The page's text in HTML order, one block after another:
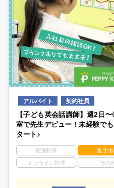
アルバイト 契約社員
【子ども英会話講師】週2日
室で先生デビュー！未経験で
タート♪
個別指導 集団指
オンライン指導 その